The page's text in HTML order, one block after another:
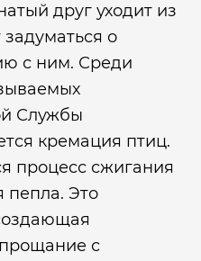
друг уходит из
о
с ним. Среди
Службы
кремация птиц.
процесс сжигания
пепла. Это
с